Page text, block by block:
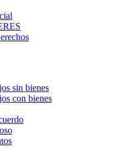
sin bienes
con bienes